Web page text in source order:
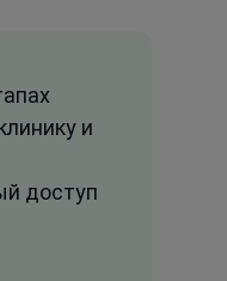
и
доступ